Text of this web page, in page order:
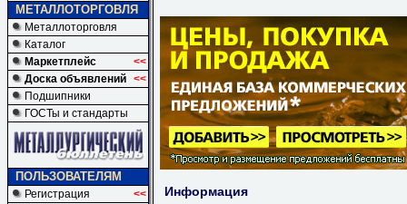
МЕТАЛЛОТОРГОВЛЯ
Металлоторговля
Каталог
Маркетплейс
<<
Доска объявлений <<
Подшипники
ГОСТы и стандарты
ПОЛЬЗОВАТЕЛЯМ
Регистрация
<<
Информация